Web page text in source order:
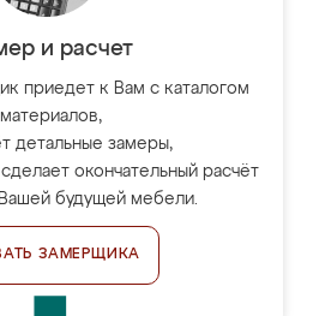
и расчет
приедет к Вам с каталогом
материалов,
детальные замеры,
окончательный расчёт
будущей мебели.
ЗАМЕРЩИКА